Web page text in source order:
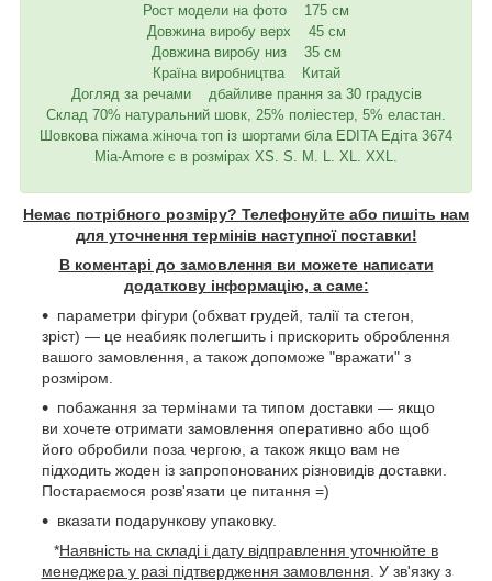
Рост модели на фото 175 см
Довжина виробу верх 45 см
Довжина виробу низ 35 см
Країна виробництва Китай
Догляд за речами дбайливе прання за 30 градусів
Склад 70% натуральний шовк, 25% поліестер, 5% еластан.
Шовкова піжама жіноча топ із шортами біла EDITA Едіта 3674
Mia-Amore є в розмірах XS. S. M. L. XL. XXL.
Немає потрібного розміру? Телефонуйте або пишіть нам
для уточнення термінів наступної поставки!
В коментарі до замовлення ви можете написати
додаткову інформацію, а саме:
параметри фігури (обхват грудей, талії та стегон,
зріст) — це неабияк полегшить і прискорить оброблення
вашого замовлення, а також допоможе "вражати" з
розміром.
побажання за термінами та типом доставки — якщо
ви хочете отримати замовлення оперативно або щоб
його обробили поза чергою, а також якщо вам не
підходить жоден із запропонованих різновидів доставки.
Постараємося розв'язати це питання =)
вказати подарункову упаковку.
*Наявність на складі і дату відправлення уточнюйте в
менеджера у разі підтвердження замовлення . У зв'язку з